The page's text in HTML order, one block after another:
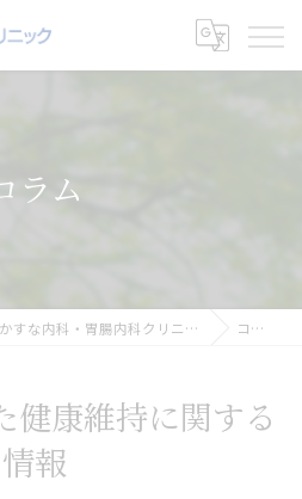
ラム
東京都江東区の内科ならたかすな内科・胃腸内科クリニック コラム
健康維持に関する
情報